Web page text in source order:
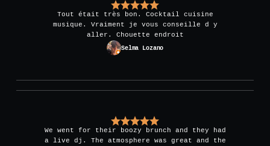
Tout était très bon. Cocktail cuisine
musique. Vraiment je vous conseille d y
aller. Chouette endroit
Selma Lozano
We went for their boozy brunch and they had
a live dj. The atmosphere was great and the